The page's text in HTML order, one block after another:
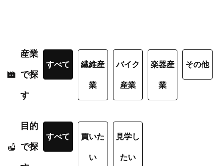
産業
で探
す
すべて 繊維産
業
バイク
産業
楽器産
業
その他
目的
で探
すべて 買いた
い
見学し
たい